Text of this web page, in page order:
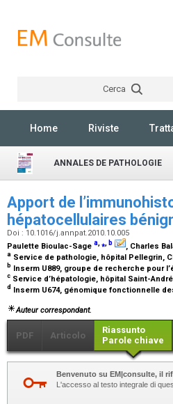
Cerca
Home Riviste
ANNALES DE PATHOLOGIE
Apport de
hépatocellulaires
Doi : 10.1016/j.annpat.2010.10.005
Paulette Bioulac-Sage a,⁎, b , Charles
a Service de pathologie, hôpital Pellegrin,
b Inserm U889, groupe de recherche pour
c Service d’hépatologie, hôpital Saint-
d Inserm U674, génomique fonctionnelle
Auteur correspondant.
PDF Articolo
Riassunto
Parole chiave
Benvenuto su EM|consulte, il
L'accesso al testo integrale di